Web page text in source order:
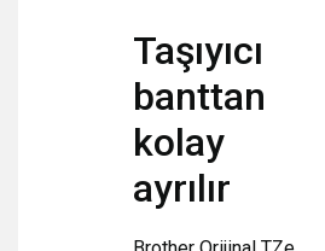
Taşıyıcı
banttan
kolay
ayrılır